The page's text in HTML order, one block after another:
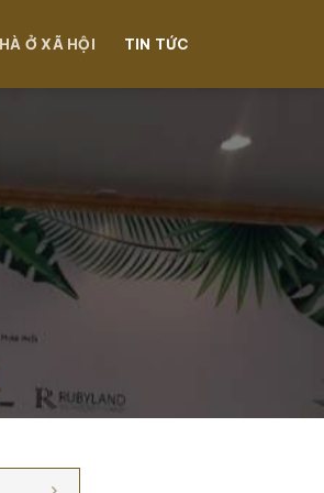
Ở XÃ HỘI TIN TỨC